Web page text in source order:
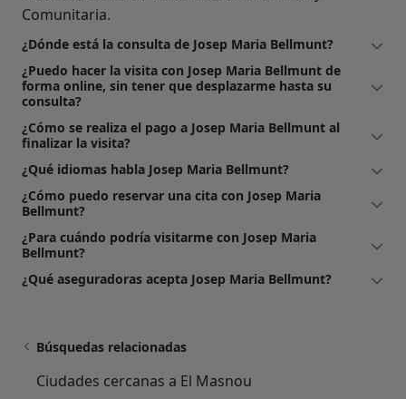
Comunitaria.
¿Dónde está la consulta de Josep Maria Bellmunt?
¿Puedo hacer la visita con Josep Maria Bellmunt de
forma online, sin tener que desplazarme hasta su
consulta?
¿Cómo se realiza el pago a Josep Maria Bellmunt al
finalizar la visita?
¿Qué idiomas habla Josep Maria Bellmunt?
¿Cómo puedo reservar una cita con Josep Maria
Bellmunt?
¿Para cuándo podría visitarme con Josep Maria
Bellmunt?
¿Qué aseguradoras acepta Josep Maria Bellmunt?
Búsquedas relacionadas
Ciudades cercanas a El Masnou